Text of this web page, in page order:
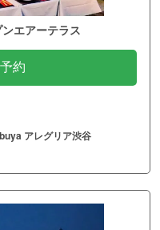
エアーテラス
約
アレグリア渋谷